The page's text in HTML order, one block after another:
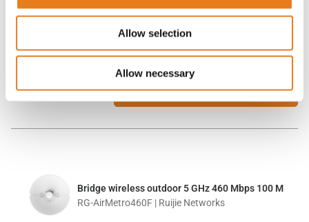
Allow selection
Allow necessary
Modulo SFP 1G monomodale 10 km 1490 nm
OM-GE-SFP-10KM-SM1490 | Ruijie Networks
PER IL PREZZO EFFETTUA IL LOGIN
Bridge wireless outdoor 5 GHz 460 Mbps 100 M
RG-AirMetro460F | Ruijie Networks